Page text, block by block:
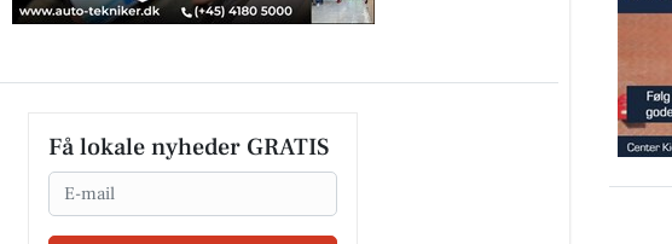
Få lokale nyheder GRATIS
Email